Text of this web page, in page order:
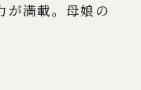
が満載。母娘の